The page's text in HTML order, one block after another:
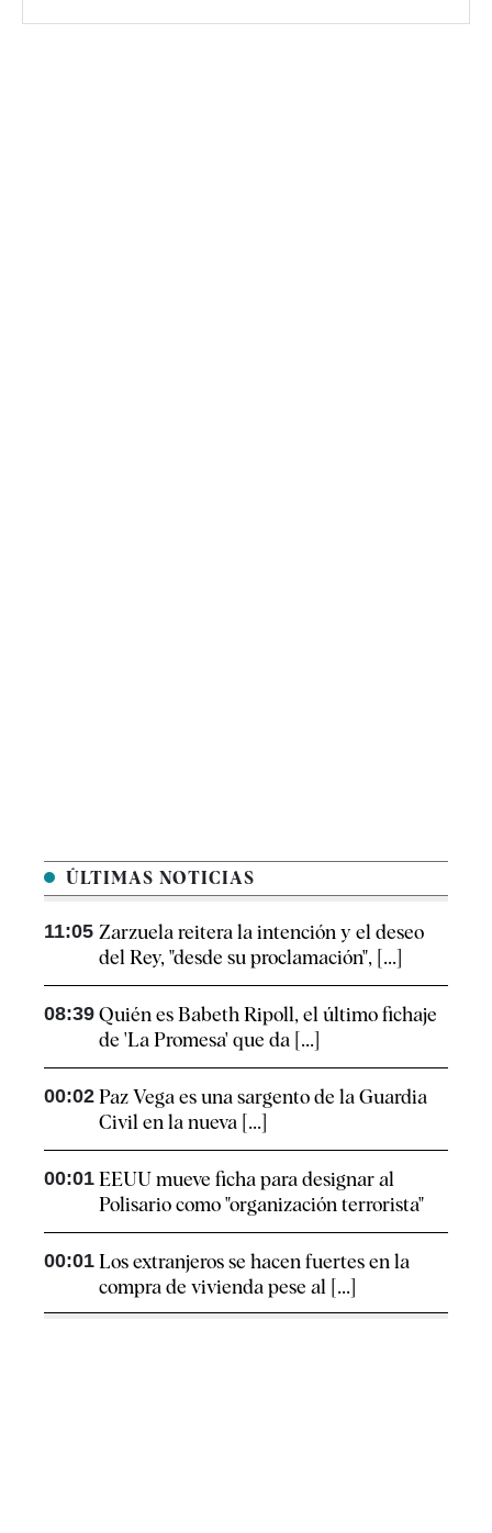
ÚLTIMAS NOTICIAS
11:05 Zarzuela reitera la intención y el deseo
del Rey, "desde su proclamación", [...]
08:39 Quién es Babeth Ripoll, el último fichaje
de 'La Promesa' que da [...]
00:02 Paz Vega es una sargento de la Guardia
Civil en la nueva [...]
00:01 EEUU mueve ficha para designar al
Polisario como "organización terrorista"
00:01 Los extranjeros se hacen fuertes en la
compra de vivienda pese al [...]